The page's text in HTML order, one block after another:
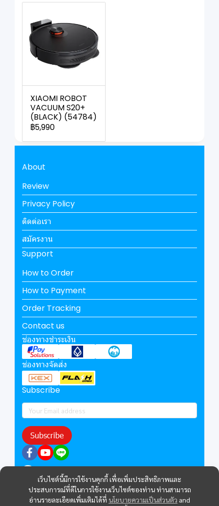
XIAOMI ROBOT
VACUUM S20+
(BLACK) (54784)
฿5,990
เว็บไซต์นี้มีการใช้งานคุกกี้ เพื่อเพิ่มประสิทธิภาพและ
ประสบการณ์ที่ดีในการใช้งานเว็บไซต์ของท่าน ท่านสามารถ
อ่านรายละเอียดเพิ่มเติมได้ที่ นโยบายความเป็นส่วนตัว and
About
Review
Privacy Policy
ติดต่อเรา
สมัครงาน
Support
How to Order
How to Payment
Order Tracking
Contact us
ช่องทางชำระเงิน
ช่องทางจัดส่ง
Subscribe
Subscribe